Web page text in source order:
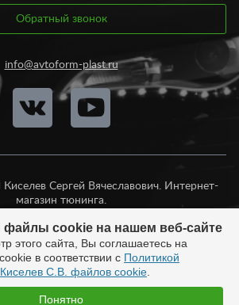
Обратный звонок
info@avtoform-plast.ru
Сергей Вячеславович. Интернет-
магазин тюнинга.
cookie на нашем веб-сайте
этого сайта, Вы соглашаетесь на
в соответствии с Политикой
С.В. файлов cookie
Понятно